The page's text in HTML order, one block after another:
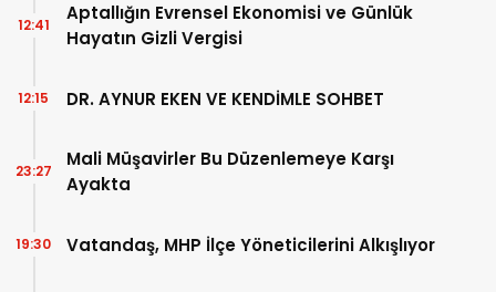
Aptallığın Evrensel Ekonomisi ve Günlük
Hayatın Gizli Vergisi
12:41
DR. AYNUR EKEN VE KENDİMLE SOHBET
12:15
Mali Müşavirler Bu Düzenlemeye Karşı
Ayakta
23:27
Vatandaş, MHP İlçe Yöneticilerini Alkışlıyor
19:30